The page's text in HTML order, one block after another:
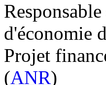
d'économie
Projet
(ANR)